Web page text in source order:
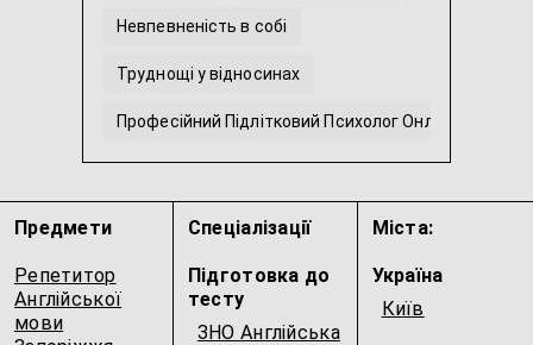
Невпевненість в собі
Труднощі у відносинах
Професійний Підлітковий Психолог Онлайн /
Прокрастинація та вигоряння ...
Предмети
Репетитор
Англійської
мови
Спеціалізації
Підготовка до
тесту
ЗНО Англійська
Міста:
Україна
Київ